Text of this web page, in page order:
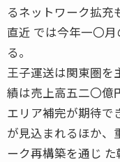
るネットワーク拡充
直近 では今年一〇
る。
王子運送は関東圏を
績は売上高五二〇億
エリア補完が期待で
が見込まれるほか、
ーク再構築を通じ